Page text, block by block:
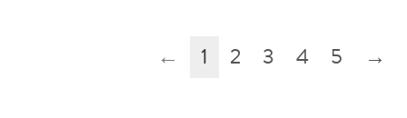
← 1 2 3 4 5 →